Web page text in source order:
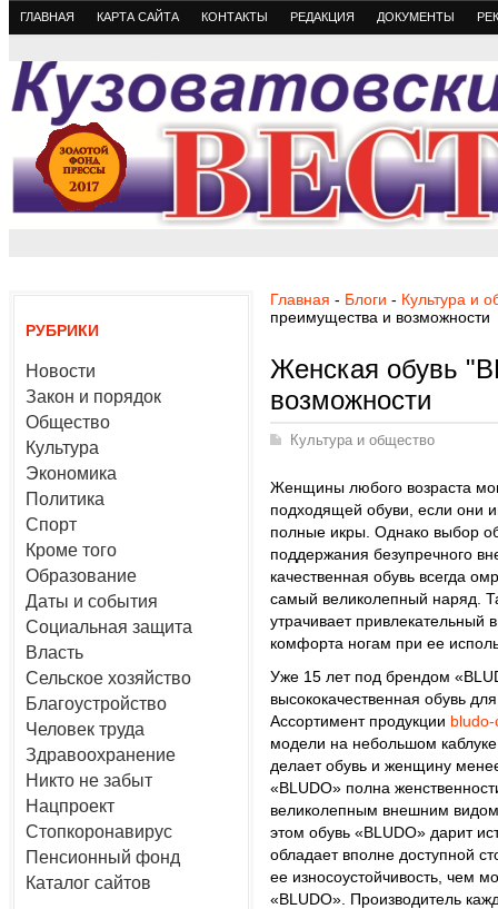
ГЛАВНАЯ КАРТА САЙТА КОНТАКТЫ РЕДАКЦИЯ ДОКУМЕНТЫ
РУБРИКИ
Новости
Закон и порядок
Общество
Культура
Экономика
Политика
Спорт
Кроме того
Образование
Даты и события
Социальная защита
Власть
Сельское хозяйство
Благоустройство
Человек труда
Здравоохранение
Никто не забыт
Нацпроект
Стопкоронавирус
Пенсионный фонд
Каталог сайтов
Главная - Блоги - Культура и
преимущества и возможности
Женская обувь
возможности
Культура и общество
Женщины любого возраста
подходящей обуви, если они
полные икры. Однако выбор
поддержания безупречного
качественная обувь всегда
самый великолепный наряд.
утрачивает привлекательный
комфорта ногам при ее
Уже 15 лет под брендом
высококачественная обувь
Ассортимент продукции
модели на небольшом
делает обувь и женщину
«BLUDO» полна
великолепным внешним
этом обувь «BLUDO» дарит
обладает вполне доступной
ее износоустойчивость, чем
«BLUDO». Производитель